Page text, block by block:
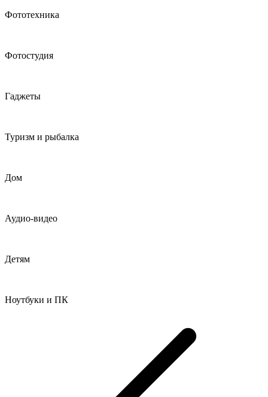
Фототехника
Фотостудия
Гаджеты
Туризм и рыбалка
Дом
Аудио-видео
Детям
Ноутбуки и ПК